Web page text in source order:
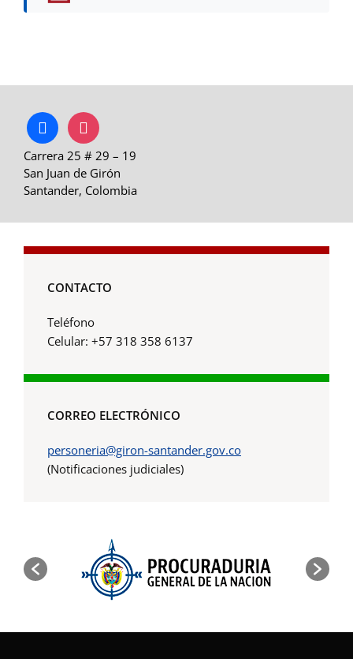
facebookinstagram
Carrera 25 # 29 – 19
San Juan de Girón
Santander, Colombia
CONTACTO
Teléfono
Celular: +57 318 358 6137
CORREO ELECTRÓNICO
personeria@giron-santander.gov.co
(Notificaciones judiciales)